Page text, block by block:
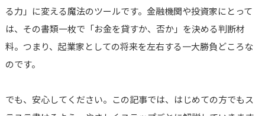
る力」に変える魔法のツールです。金融機関や投資家にとって
は、その書類一枚で「お金を貸すか、否か」を決める判断材
料。つまり、起業家としての将来を左右する一大勝負どころな
のです。
でも、安心してください。この記事では、はじめての方でもス